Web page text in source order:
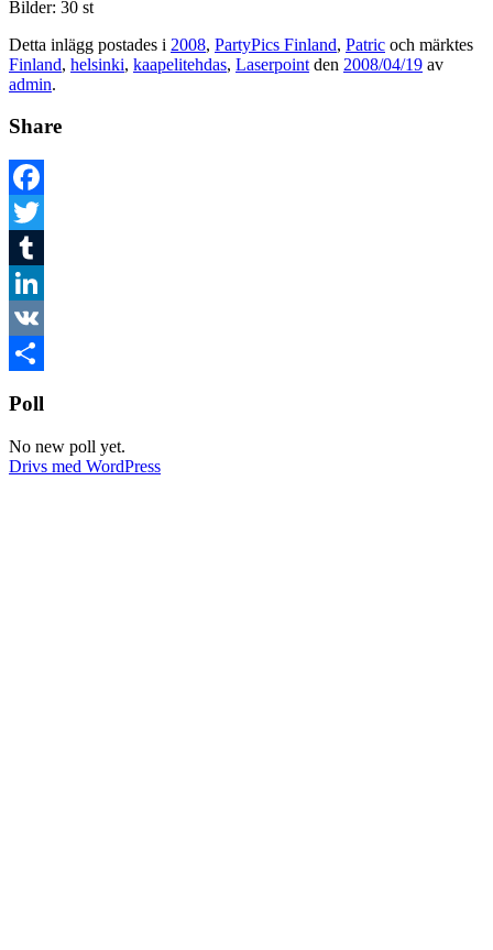
Bilder: 30 st
Detta inlägg postades i 2008, PartyPics Finland, Patric och märktes
Finland, helsinki, kaapelitehdas, Laserpoint den 2008/04/19 av
admin.
Share
Facebook
Twitter
Tumblr
LinkedIn
VK
Poll
No new poll yet.
Drivs med WordPress